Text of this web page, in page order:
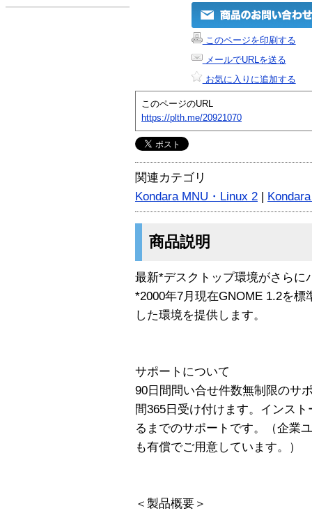
このページを印刷する
メールでURLを送る
お気に入りに追加する
このページのURL
https://plth.me/20921070
関連カテゴリ
Kondara MNU・Linux 2 |
商品説明
最新*デスクトップ環境がさらに
*2000年7月現在GNOME 1.2を
した環境を提供します。
サポートについて
90日間問い合せ件数無制限のサ
間365日受け付けます。インス
るまでのサポートです。（企業
も有償でご用意しています。）
＜製品概要＞